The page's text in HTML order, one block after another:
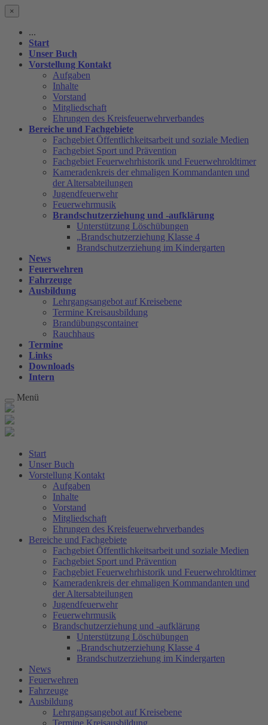
×
...
Start
Unser Buch
Vorstellung Kontakt
Aufgaben
Inhalte
Vorstand
Mitgliedschaft
Ehrungen des Kreisfeuerwehrverbandes
Bereiche und Fachgebiete
Fachgebiet Öffentlichkeitsarbeit und soziale Medien
Fachgebiet Sport und Prävention
Fachgebiet Feuerwehrhistorik und Feuerwehroldtimer
Kameradenkreis der ehmaligen Kommandanten und
der Altersabteilungen
Jugendfeuerwehr
Feuerwehrmusik
Brandschutzerziehung und -aufklärung
Unterstützung Löschübungen
„Brandschutzerziehung Klasse 4
Brandschutzerziehung im Kindergarten
News
Feuerwehren
Fahrzeuge
Ausbildung
Lehrgangsangebot auf Kreisebene
Termine Kreisausbildung
Brandübungscontainer
Rauchhaus
Termine
Links
Downloads
Intern
Menü
Start
Unser Buch
Vorstellung Kontakt
Aufgaben
Inhalte
Vorstand
Mitgliedschaft
Ehrungen des Kreisfeuerwehrverbandes
Bereiche und Fachgebiete
Fachgebiet Öffentlichkeitsarbeit und soziale Medien
Fachgebiet Sport und Prävention
Fachgebiet Feuerwehrhistorik und Feuerwehroldtimer
Kameradenkreis der ehmaligen Kommandanten und
der Altersabteilungen
Jugendfeuerwehr
Feuerwehrmusik
Brandschutzerziehung und -aufklärung
Unterstützung Löschübungen
„Brandschutzerziehung Klasse 4
Brandschutzerziehung im Kindergarten
News
Feuerwehren
Fahrzeuge
Ausbildung
Lehrgangsangebot auf Kreisebene
Termine Kreisausbildung